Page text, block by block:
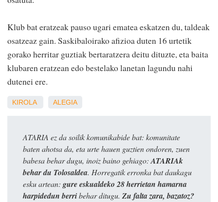
Klub bat eratzeak pauso ugari ematea eskatzen du, taldeak
osatzeaz gain. Saskibaloirako afizioa duten 16 urtetik
gorako herritar guztiak bertaratzera deitu dituzte, eta baita
klubaren eratzean edo bestelako lanetan lagundu nahi
dutenei ere.
KIROLA ALEGIA
ATARIA ez da soilik komunikabide bat: komunitate
baten ahotsa da, eta urte hauen guztien ondoren, zuen
babesa behar dugu, inoiz baino gehiago:ATARIAk
behar du Tolosaldea. Horregatik erronka bat daukagu
esku artean: gure eskualdeko 28 herrietan hamarna
harpidedun berribehar ditugu. Zu falta zara, bazatoz?